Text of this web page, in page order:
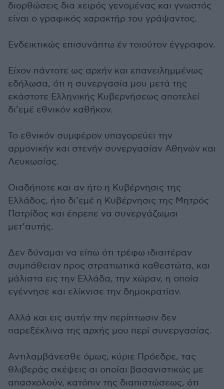
διορθώσεις δια χειρός γενομένας και γνωστός
είναι ο γραφικός χαρακτήρ του γράψαντος.
Ενδεικτικώς επισυνάπτω έν τοιούτον έγγραφον.
Είχον πάντοτε ως αρχήν και επανειλημμένως
εδήλωσα, ότι η συνεργασία μου μετά της
εκάστοτε Ελληνικής Κυβερνήσεως αποτελεί
δι’εμέ εθνικόν καθήκον.
Το εθνικόν συμφέρον υπαγορεύει την
αρμονικήν και στενήν συνεργασίαν Αθηνών και
Λευκωσίας.
Οιαδήποτε και αν ήτο η Κυβέρνησις της
Ελλάδος, ήτο δι’εμέ η Κυβέρνησις της Μητρός
Πατρίδος και έπρεπε να συνεργάζωμαι
μετ’αυτής.
Δεν δύναμαι να είπω ότι τρέφω ιδιαιτέραν
συμπάθειαν προς στρατιωτικά καθεστώτα, και
μάλιστα εις την Ελλάδα, την χώραν, η οποία
εγέννησε και ελίκνισε την δημοκρατίαν.
Αλλά και εις αυτήν την περίπτωσιν δεν
παρεξέκλινα της αρχής μου περί συνεργασίας.
Αντιλαμβάνεσθε όμως, κύριε Πρόεδρε, τας
θλιβεράς σκέψεις αι οποίαι βασανιστικώς με
απασχολούν, κατόπιν της διαπιστώσεως, ότι